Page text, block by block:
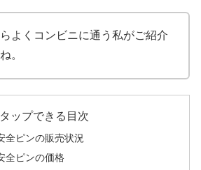
よくコンビニに通う私がご紹介
。
タップできる目次
全ピンの販売状況
全ピンの価格